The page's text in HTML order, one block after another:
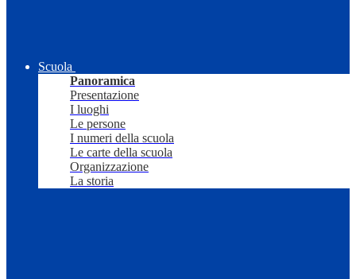
Scuola
Panoramica
Presentazione
I luoghi
Le persone
I numeri della scuola
Le carte della scuola
Organizzazione
La storia